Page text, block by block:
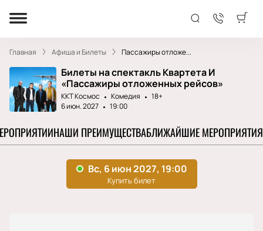
Главная Афиша и Билеты Пассажиры отложе...
Билеты на спектакль Квартета И
«Пассажиры отложенных рейсов»
ККТ Космос Комедия
18+
6 июн. 2027
19:00
НАШИ ПРЕИМУЩЕСТВАБЛИЖАЙШИЕ МЕРОПРИЯТИЯ